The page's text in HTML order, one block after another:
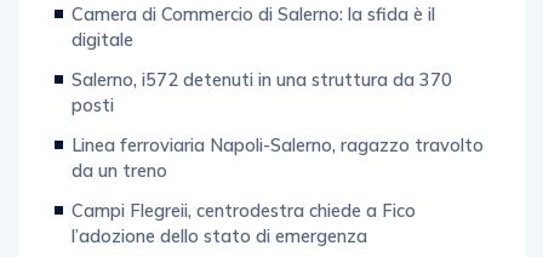
Camera di Commercio di Salerno: la sfida è il
digitale
Salerno, i572 detenuti in una struttura da 370
posti
Linea ferroviaria Napoli-Salerno, ragazzo travolto
da un treno
Campi Flegreii, centrodestra chiede a Fico
l’adozione dello stato di emergenza